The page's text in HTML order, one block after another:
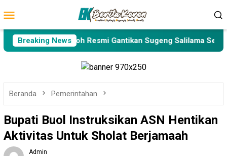
ke
kontenMobile
Breaking News
M. Tonggiroh Resmi Gantikan Sugeng Salilama Sebagai
Beranda Pemerintahan
Bupati Buol Instruksikan ASN Hentikan
Aktivitas Untuk Sholat Berjamaah
Admin